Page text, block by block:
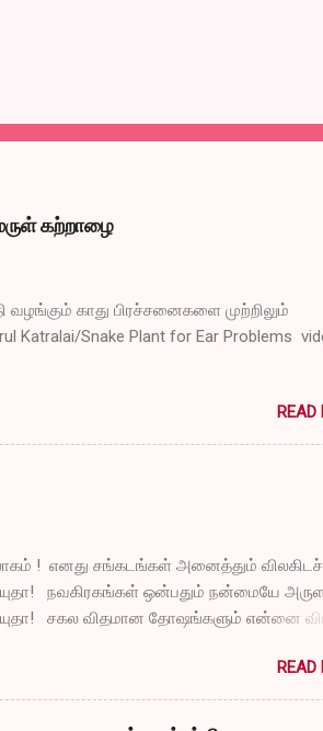
கற்றாழை
காது பிரச்சனைகளை முற்றிலும்
Katralai/Snake Plant for Ear Problems
READ
! எனது சங்கடங்கள் அனைத்தும் விலகிடச்
நவகிரகங்கள் ஒன்பதும் நன்மையே
சகல விதமான தோஷங்களும் என்னை
துக்கங்களிலிருந்து நிவாரணம்
என்னுடைய தாபங்கள் தீர்ந்து விட
பாவங்கள் என்னிடம் நெருங்காமல்
READ